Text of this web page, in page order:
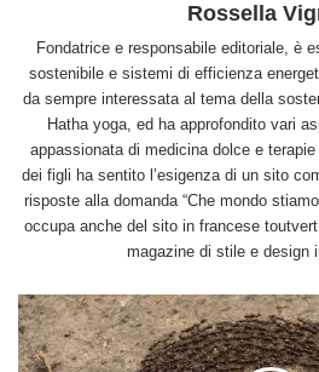
Rossella
Fondatrice e responsabile editoriale, è
sostenibile e sistemi di efficienza
da sempre interessata al tema della
Hatha yoga, ed ha approfondito vari
appassionata di medicina dolce e
dei figli ha sentito l’esigenza di un sito
risposte alla domanda “Che mondo
occupa anche del sito in francese
magazine di stile e design
Quando
le
formiche